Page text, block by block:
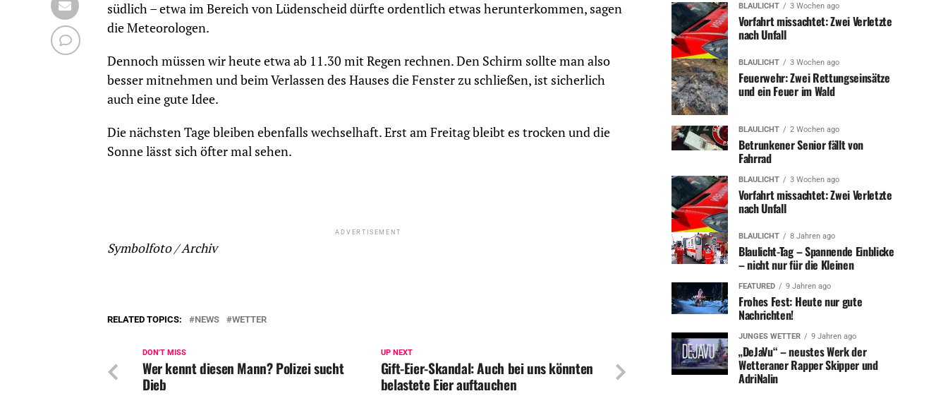
südlich – etwa im Bereich von Lüdenscheid dürfte ordentlich etwas herunterkommen, sagen
die Meteorologen.
Dennoch müssen wir heute etwa ab 11.30 mit Regen rechnen. Den Schirm sollte man also
besser mitnehmen und beim Verlassen des Hauses die Fenster zu schließen, ist sicherlich
auch eine gute Idee.
Die nächsten Tage bleiben ebenfalls wechselhaft. Erst am Freitag bleibt es trocken und die
Sonne lässt sich öfter mal sehen.
ADVERTISEMENT
Symbolfoto / Archiv
RELATED TOPICS: NEWS WETTER
UP NEXT
Gift-Eier-Skandal: Auch bei uns könnten
belastete Eier auftauchen
DON'T MISS
Wer kennt diesen Mann? Polizei sucht
Dieb
BLAULICHT 3 Wochen ago
Vorfahrt missachtet: Zwei Verletzte
nach Unfall
BLAULICHT 3 Wochen ago
Feuerwehr: Zwei Rettungseinsätze
und ein Feuer im Wald
BLAULICHT 2 Wochen ago
Betrunkener Senior fällt von
Fahrrad
BLAULICHT 3 Wochen ago
Vorfahrt missachtet: Zwei Verletzte
nach Unfall
BLAULICHT 8 Jahren ago
Blaulicht-Tag – Spannende Einblicke
– nicht nur für die Kleinen
FEATURED 9 Jahren ago
Frohes Fest: Heute nur gute
Nachrichten!
JUNGES WETTER 9 Jahren ago
„DeJaVu“ – neustes Werk der
Wetteraner Rapper Skipper und
AdriNalin